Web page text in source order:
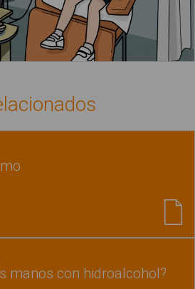
manos con hidroalcohol?